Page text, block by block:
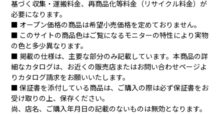
基づく収集・運搬料金、再商品化等料金（リサイクル料金）が
必要になります。
■ オープン価格の商品は希望小売価格を定めておりません。
■ このサイトの商品色はご覧になるモニターの特性により実物
の色と多少異なります。
■ 掲載の仕様は、主要な部分のみ記載しています。本商品の詳
細なカタログは、お近くの販売店またはお問い合わせページよ
りカタログ請求をお願いいたします。
■ 保証書を添付している商品は、ご購入の際は必ず保証書をお
受け取りの上、保存ください。
尚、店名、ご購入年月日の記載のないものは無効となります。